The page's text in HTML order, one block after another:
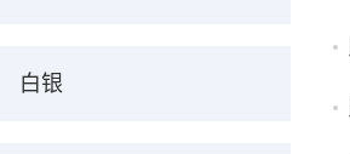
白银